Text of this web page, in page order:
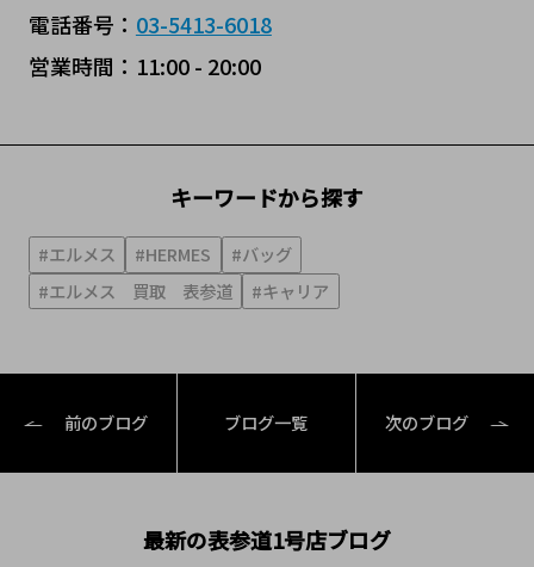
電話番号： 03-5413-6018
営業時間：11:00 - 20:00
キーワードから探す
#エルメス #HERMES
#バッグ
#エルメス 買取 表参道
#キャリア
前のブログ ブログ一覧 次のブログ
最新の表参道1号店ブログ